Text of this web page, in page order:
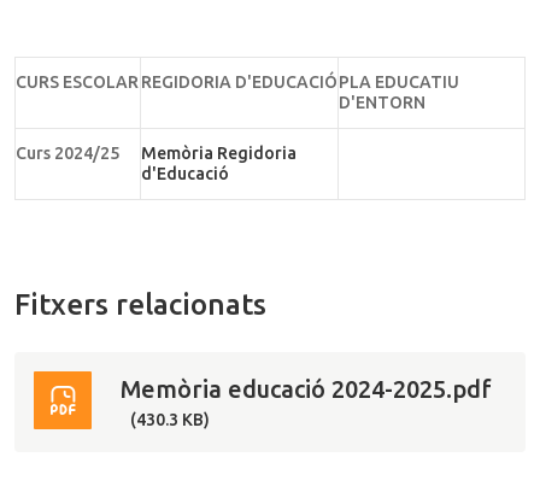
CURS ESCOLAR REGIDORIA D'EDUCACIÓPLA EDUCATIU
D'ENTORN
Curs 2024/25
Memòria Regidoria
d'Educació
Fitxers relacionats
Memòria educació 2024-2025.pdf
(430.3 KB)